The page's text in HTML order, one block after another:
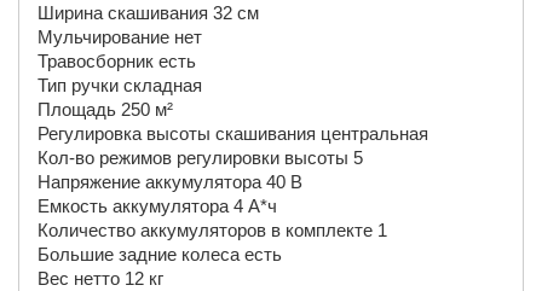
Ширина скашивания 32 см
Мульчирование нет
Травосборник есть
Тип ручки складная
Площадь 250 м²
Регулировка высоты скашивания центральная
Кол-во режимов регулировки высоты 5
Напряжение аккумулятора 40 В
Емкость аккумулятора 4 А*ч
Количество аккумуляторов в комплекте 1
Большие задние колеса есть
Вес нетто 12 кг